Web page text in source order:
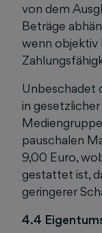
von dem
Beträge
wenn objektiv
Unbeschadet
in
pauschalen
9,00 Euro,
gestattet ist,
geringerer
4.4